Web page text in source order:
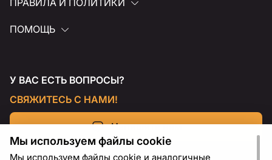
ПРАВИЛА И ПОЛИТИКИ
ПОМОЩЬ
У ВАС ЕСТЬ ВОПРОСЫ?
СВЯЖИТЕСЬ С НАМИ!
Напишите нам
Мы используем файлы cookie
Мы используем файлы cookie и аналогичные